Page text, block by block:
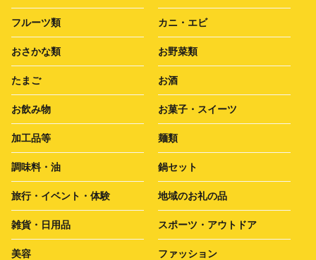
フルーツ類 カニ・エビ
おさかな類 お野菜類
たまご お酒
お飲み物 お菓子・スイーツ
加工品等 麺類
調味料・油 鍋セット
旅行・イベント・体験 地域のお礼の品
雑貨・日用品 スポーツ・アウトドア
美容 ファッション